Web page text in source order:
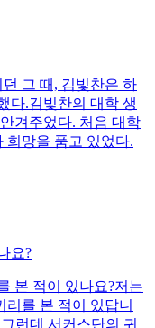
그 때, 김빛찬은 하
다.김빛찬의 대학 생
겨주었다. 처음 대학
희망을 품고 있었다.
요?
본 적이 있나요?저는
를 본 적이 있답니
런데 서커스단의 귀